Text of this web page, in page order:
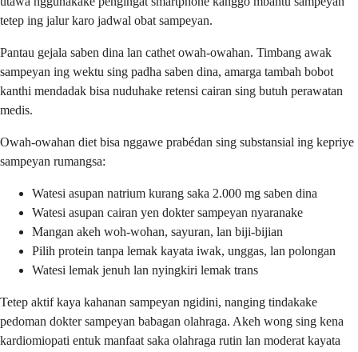
tetep ing jalur karo jadwal obat sampeyan.
Pantau gejala saben dina lan cathet owah-owahan. Timbang awak
sampeyan ing wektu sing padha saben dina, amarga tambah bobot
kanthi mendadak bisa nuduhake retensi cairan sing butuh perawatan
medis.
Owah-owahan diet bisa nggawe prabédan sing substansial ing kepriye
sampeyan rumangsa:
Watesi asupan natrium kurang saka 2.000 mg saben dina
Watesi asupan cairan yen dokter sampeyan nyaranake
Mangan akeh woh-wohan, sayuran, lan biji-bijian
Pilih protein tanpa lemak kayata iwak, unggas, lan polongan
Watesi lemak jenuh lan nyingkiri lemak trans
Tetep aktif kaya kahanan sampeyan ngidini, nanging tindakake
pedoman dokter sampeyan babagan olahraga. Akeh wong sing kena
kardiomiopati entuk manfaat saka olahraga rutin lan moderat kayata